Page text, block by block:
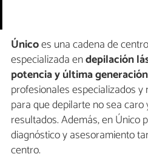
Únicoes una cadena de
especializada endepilación
potencia y última
profesionales especializados
para que depilarte no sea
resultados. Además, en Único
diagnóstico y asesoramiento
centro.